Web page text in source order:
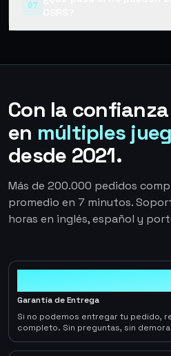
07
OSRS?
Con la
en múltiples
desde 2021.
Más de 200.000 pedidos
promedio en 7 minutos.
horas en inglés, español y
Garantía de Entrega
Si no podemos entregar tu pedido,
completo. Sin preguntas, sin